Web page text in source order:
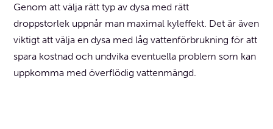
Genom att välja rätt typ av dysa med rätt
droppstorlek uppnår man maximal kyleffekt. Det är även
viktigt att välja en dysa med låg vattenförbrukning för att
spara kostnad och undvika eventuella problem som kan
uppkomma med överflödig vattenmängd.